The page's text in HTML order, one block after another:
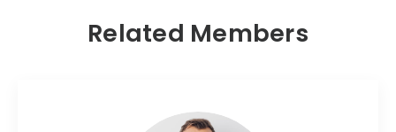
Related Members